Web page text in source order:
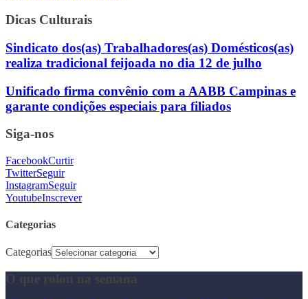
Dicas Culturais
Sindicato dos(as) Trabalhadores(as) Domésticos(as)
realiza tradicional feijoada no dia 12 de julho
Unificado firma convênio com a AABB Campinas e
garante condições especiais para filiados
Siga-nos
FacebookCurtir
TwitterSeguir
InstagramSeguir
YoutubeInscrever
Categorias
Categorias
O que rolou na semana